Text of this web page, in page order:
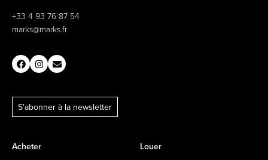
+33 4 93 76 87 54
marks@marks.fr
S'abonner à la newsletter
Acheter
Louer